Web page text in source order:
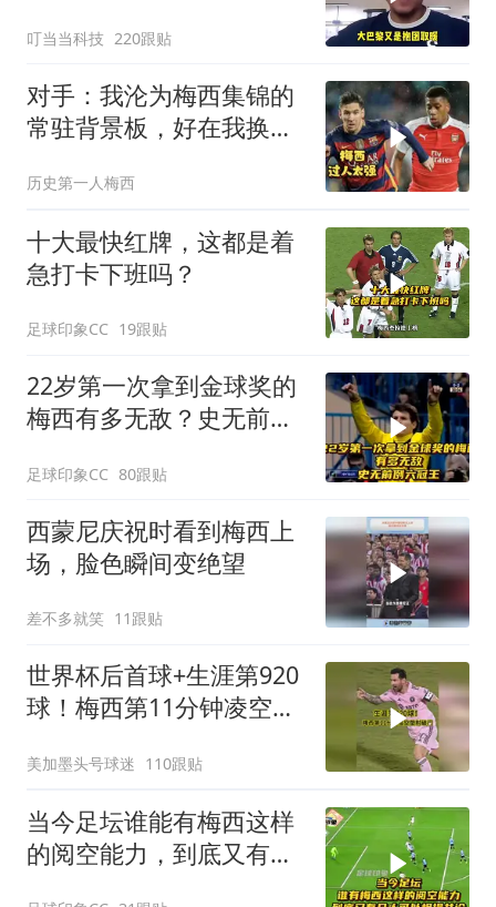
叮当当科技 220跟贴
对手：我沦为梅西集锦的
常驻背景板，好在我换发
历史第一人梅西
十大最快红牌，这都是着
急打卡下班吗？
足球印象CC 19跟贴
22岁第一次拿到金球奖的
梅西有多无敌？史无前例
足球印象CC 80跟贴
西蒙尼庆祝时看到梅西上
场，脸色瞬间变绝望
差不多就笑 11跟贴
世界杯后首球+生涯第920
球！梅西第11分钟凌空垫
美加墨头号球迷 110跟贴
当今足坛谁能有梅西这样
的阅空能力，到底又有几